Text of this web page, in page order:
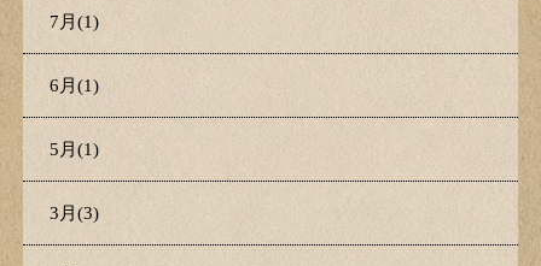
7月(1)
6月(1)
5月(1)
3月(3)